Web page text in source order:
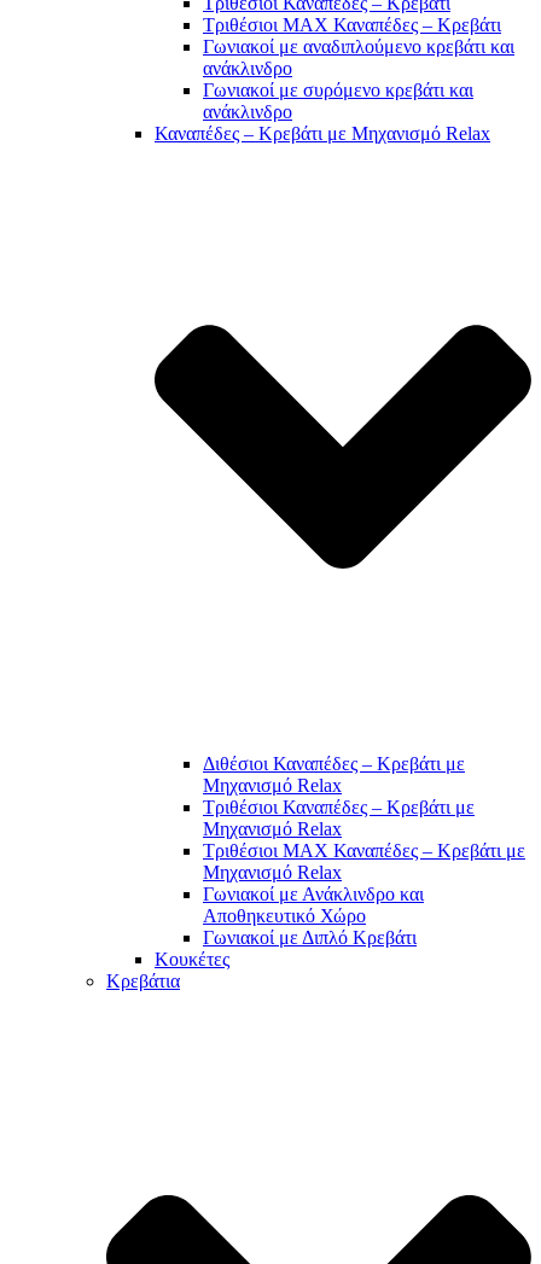
Τριθέσιοι MAX Καναπέδες – Κρεβάτι
Γωνιακοί με αναδιπλούμενο κρεβάτι και
ανάκλινδρο
Γωνιακοί με συρόμενο κρεβάτι και
ανάκλινδρο
Καναπέδες – Κρεβάτι με Μηχανισμό Relax
Διθέσιοι Καναπέδες – Κρεβάτι με
Μηχανισμό Relax
Τριθέσιοι Καναπέδες – Κρεβάτι με
Μηχανισμό Relax
Τριθέσιοι MAX Καναπέδες – Κρεβάτι με
Μηχανισμό Relax
Γωνιακοί με Ανάκλινδρο και
Αποθηκευτικό Χώρο
Γωνιακοί με Διπλό Κρεβάτι
Κουκέτες
Κρεβάτια